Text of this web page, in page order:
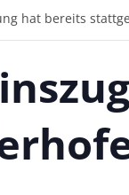
hat bereits